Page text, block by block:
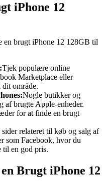
iPhone 12
en brugt iPhone 12 128GB til
Tjek populære online
Marketplace eller
område.
Nogle butikker og
af brugte Apple-enheder.
for at finde en brugt
relateret til køb og salg af
som Facebook, hvor du
til en god pris.
Brugt iPhone 12